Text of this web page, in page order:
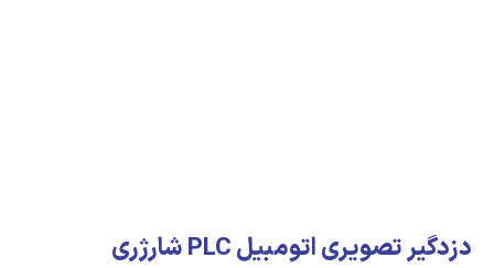
دزدگیر تصویری اتومبیل PLC شارژری